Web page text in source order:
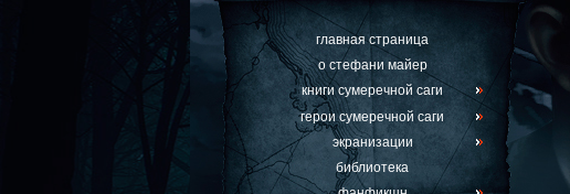
главная страница
о стефани майер
книги сумеречной саги
герои сумеречной саги
экранизации
библиотека